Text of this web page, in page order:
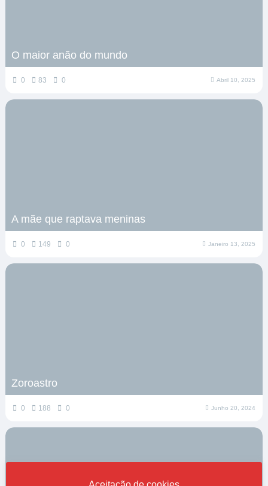
O maior anão do mundo
0 83 0 Abril 10, 2025
A mãe que raptava meninas
0 149 0 Janeiro 13, 2025
Zoroastro
0 188 0 Junho 20, 2024